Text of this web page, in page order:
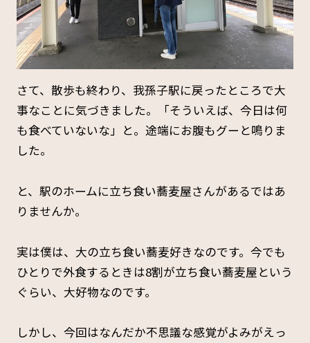
さて、散歩も終わり、我孫子駅に戻ったところで大
事なことに気づきました。「そういえば、今日は何
も食べていないな」と。途端にお腹もグーと鳴りま
した。
と、駅のホームに立ち食い蕎麦屋さんがあるではあ
りませんか。
実は僕は、大の立ち食い蕎麦好きなのです。今でも
ひとりで外食するときは8割が立ち食い蕎麦屋という
ぐらい、大好物なのです。
しかし、今回はなんだか不思議な感覚がよみがえっ